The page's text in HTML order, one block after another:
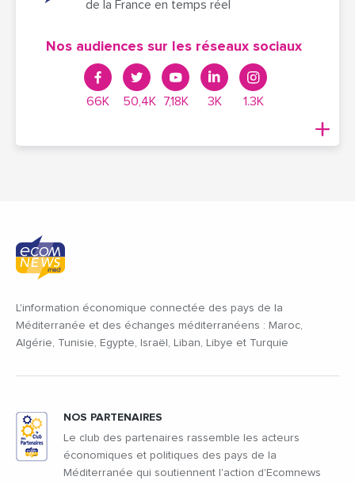
de la France en temps réel
Nos audiences sur les réseaux sociaux
66K 50,4K 7,18K 3K 1.3K
L'information économique connectée des pays de la
Méditerranée et des échanges méditerranéens : Maroc,
Algérie, Tunisie, Egypte, Israël, Liban, Libye et Turquie
NOS PARTENAIRES
Le club des partenaires rassemble les acteurs
économiques et politiques des pays de la
Méditerranée qui soutiennent l'action d'Ecomnews